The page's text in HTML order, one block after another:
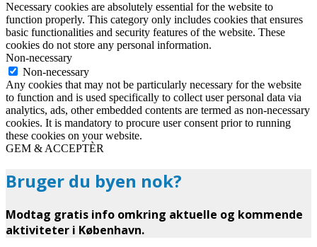
Necessary cookies are absolutely essential for the website to
function properly. This category only includes cookies that ensures
basic functionalities and security features of the website. These
cookies do not store any personal information.
Non-necessary
Non-necessary
Any cookies that may not be particularly necessary for the website
to function and is used specifically to collect user personal data via
analytics, ads, other embedded contents are termed as non-necessary
cookies. It is mandatory to procure user consent prior to running
these cookies on your website.
GEM & ACCEPTÈR
Bruger du byen nok?
Modtag gratis info omkring aktuelle og kommende
aktiviteter i København.